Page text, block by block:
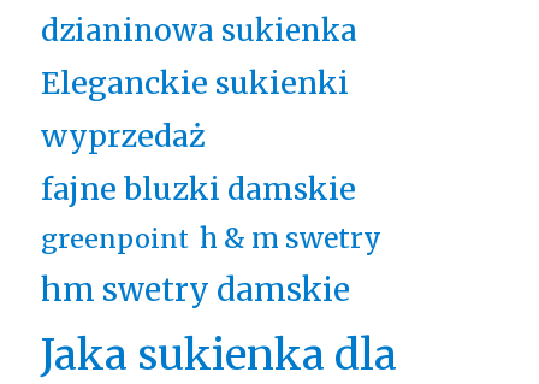
dzianinowa sukienka
Eleganckie sukienki
wyprzedaż
fajne bluzki damskie
greenpoint h & m swetry
hm swetry damskie
Jaka sukienka dla